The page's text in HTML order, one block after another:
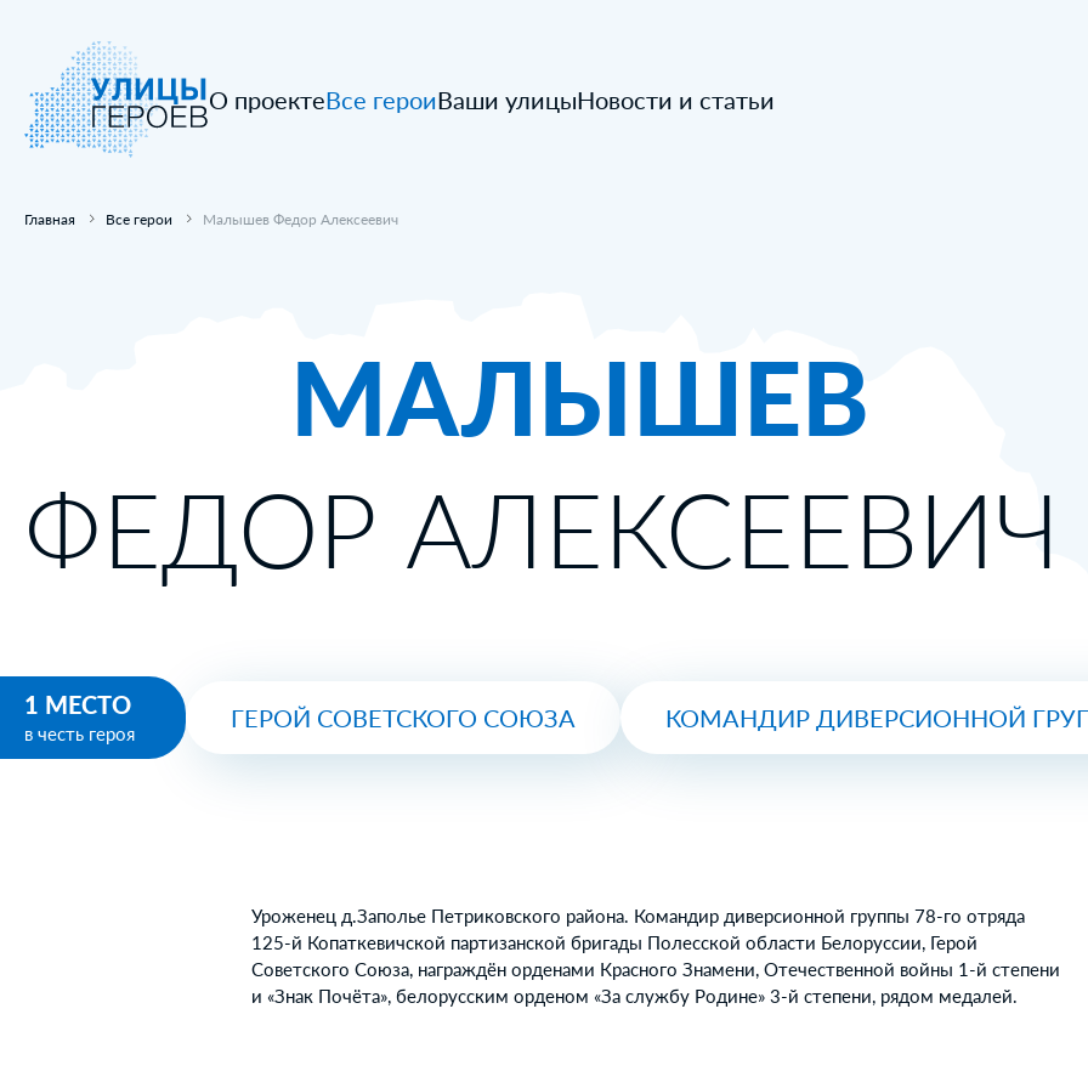
О проектеВсе героиВаши улицыНовости и статьи
Главная Все герои Малышев Федор Алексеевич
МАЛЫШЕВ
ФЕДОР АЛЕКСЕЕВИЧ
1 МЕСТО
в честь героя
ГЕРОЙ СОВЕТСКОГО СОЮЗА КОМАНДИР ДИВЕРСИОННОЙ
Уроженец д.Заполье Петриковского района. Командир диверсионной группы 78-го отряда
125-й Копаткевичской партизанской бригады Полесской области Белоруссии, Герой
Советского Союза, награждён орденами Красного Знамени, Отечественной войны 1-й степени
и «Знак Почёта», белорусским орденом «За службу Родине» 3-й степени, рядом медалей.